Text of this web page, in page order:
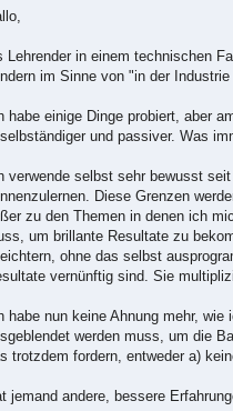
Lehrender in einem technischen
im Sinne von "in der
habe einige Dinge probiert, aber
und passiver. Was
verwende selbst sehr bewusst
Diese Grenzen
zu den Themen in denen ich
um brillante Resultate zu
ohne das selbst
vernünftig sind. Sie
habe nun keine Ahnung mehr,
werden muss, um die
trotzdem fordern, entweder a)
jemand andere, bessere